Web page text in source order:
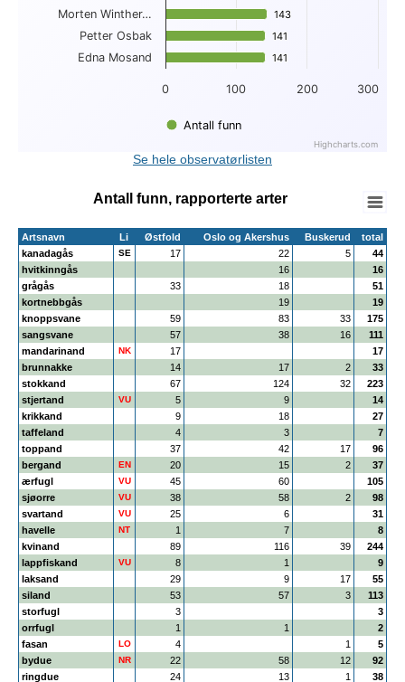
143
143
141
141
141
141
Antall funn
0 100 200 300
Morten Winther…
Petter Osbak
Edna Mosand
Highcharts.com
End of interactive chart.Se hele observatørlisten
Antall funn, rapporterte arter
Artsnavn Li Østfold Oslo og Akershus Buskerud
total
kanadagås
SE 17 22 5
44
hvitkinngås
16
16
grågås
33 18
51
kortnebbgås
19
19
knoppsvane
59 83 33
175
sangsvane
57 38 16
111
mandarinand
NK 17
17
brunnakke
14 17 2
33
stokkand
67 124 32
223
stjertand
VU 5 9
14
krikkand
9 18
27
taffeland
4 3
7
toppand
37 42 17
96
bergand
EN 20 15 2
37
ærfugl
VU 45 60
105
sjøorre
VU 38 58 2
98
svartand
VU 25 6
31
havelle
NT 1 7
8
kvinand
89 116 39
244
lappfiskand
VU 8 1
9
laksand
29 9 17
55
siland
53 57 3
113
storfugl
3
3
orrfugl
1 1
2
fasan
LO 4 1
5
bydue
NR 22 58 12
92
ringdue
24 13 1 38